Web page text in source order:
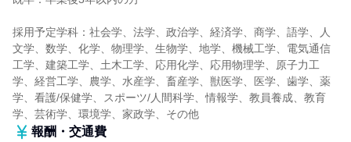
採用予定学科：社会学、法学、政治学、経済学、商学、語学、人
文学、数学、化学、物理学、生物学、地学、機械工学、電気通信
工学、建築工学、土木工学、応用化学、応用物理学、原子力工
学、経営工学、農学、水産学、畜産学、獣医学、医学、歯学、薬
学、看護/保健学、スポーツ/人間科学、情報学、教員養成、教育
学、芸術学、環境学、家政学、その他
報酬・交通費